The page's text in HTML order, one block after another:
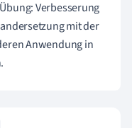
Verbesserung
mit der
Anwendung in